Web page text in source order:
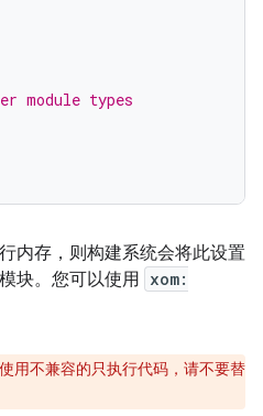
module types
内存，则构建系统会将此设置
块。您可以使用 xom:
用不兼容的只执行代码，请不要替